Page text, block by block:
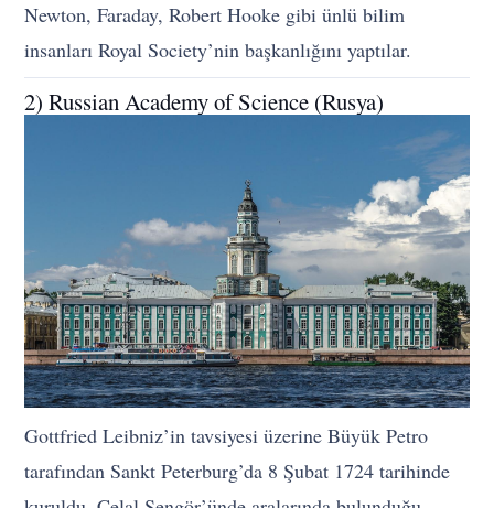
Newton, Faraday, Robert Hooke gibi ünlü bilim
insanları Royal Society’nin başkanlığını yaptılar.
2) Russian Academy of Science (Rusya)
Gottfried Leibniz’in tavsiyesi üzerine Büyük Petro
tarafından Sankt Peterburg’da 8 Şubat 1724 tarihinde